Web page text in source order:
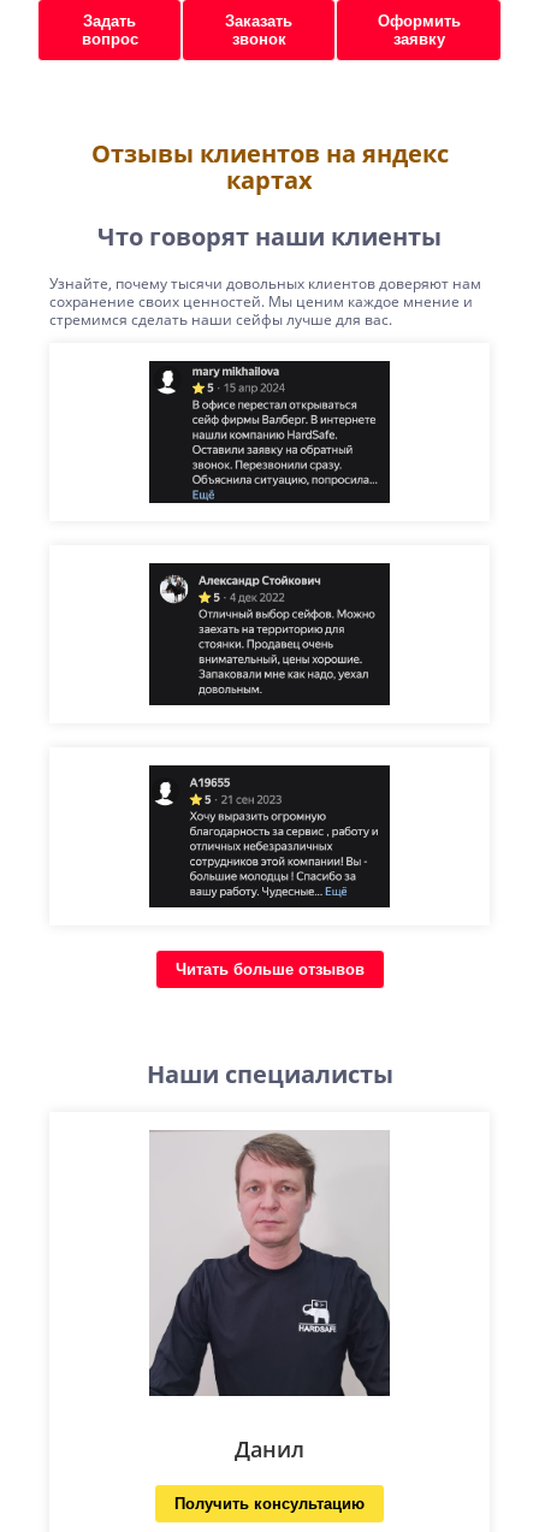
Задать
вопрос
Заказать
звонок
Оформить
заявку
Отзывы клиентов на яндекс
картах
Что говорят наши клиенты
Узнайте, почему тысячи довольных клиентов доверяют нам
сохранение своих ценностей. Мы ценим каждое мнение и
стремимся сделать наши сейфы лучше для вас.
Читать больше отзывов
Наши специалисты
Данил
Получить консультацию